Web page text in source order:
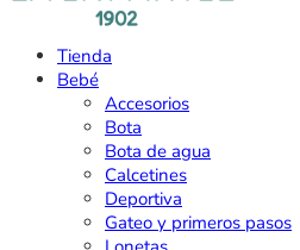
Tienda
Bebé
Accesorios
Bota
Bota de agua
Calcetines
Deportiva
Gateo y primeros pasos